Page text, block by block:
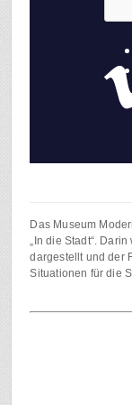
Das Museum
„In die Stadt“.
dargestellt und der
Situationen für die